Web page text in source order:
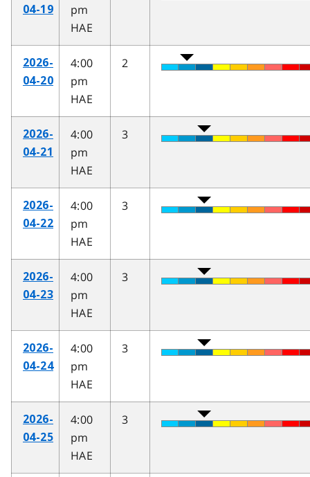
04-19
pm
HAE
2026-
04-20
4:00
pm
HAE
2
2026-
04-21
4:00
pm
HAE
3
2026-
04-22
4:00
pm
HAE
3
2026-
04-23
4:00
pm
HAE
3
2026-
04-24
4:00
pm
HAE
3
2026-
04-25
4:00
pm
HAE
3